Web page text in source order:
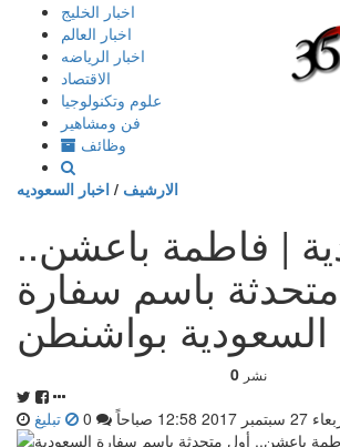
إذهب
المحتوى
اخبار الخليج
اخبار العالم
اخبار الرياضه
الاقتصاد
علوم وتكنولوجيا
فن ومشاهير
وظائف
الارشيف / اخبار السعوديه
| فاطمة باعشن..
باسم سفارة
السعودية بواشنطن
0 نشر
2017 12:58 صباحاً تبليغ